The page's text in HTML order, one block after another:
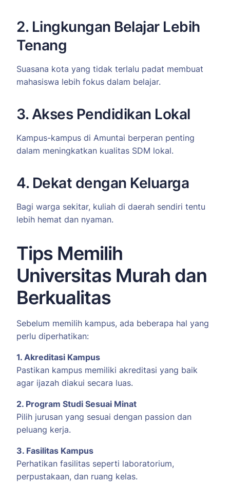
2. Lingkungan Belajar Lebih
Tenang
Suasana kota yang tidak terlalu padat membuat
mahasiswa lebih fokus dalam belajar.
3. Akses Pendidikan Lokal
Kampus-kampus di Amuntai berperan penting
dalam meningkatkan kualitas SDM lokal.
4. Dekat dengan Keluarga
Bagi warga sekitar, kuliah di daerah sendiri tentu
lebih hemat dan nyaman.
Tips Memilih
Universitas Murah dan
Berkualitas
Sebelum memilih kampus, ada beberapa hal yang
perlu diperhatikan:
1. Akreditasi Kampus
Pastikan kampus memiliki akreditasi yang baik
agar ijazah diakui secara luas.
2. Program Studi Sesuai Minat
Pilih jurusan yang sesuai dengan passion dan
peluang kerja.
3. Fasilitas Kampus
Perhatikan fasilitas seperti laboratorium,
perpustakaan, dan ruang kelas.